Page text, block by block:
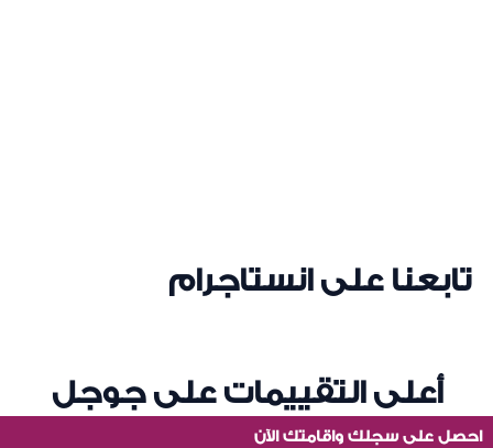
تابعنا على انستاجرام
أعلى التقييمات على جوجل
احصل على سجلك واقامتك الآن